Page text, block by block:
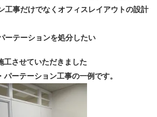
工事だけでなくオフィスレイアウトの設計
ーテーションを処分したい
工させていただきました
ーテーション工事の一例です。